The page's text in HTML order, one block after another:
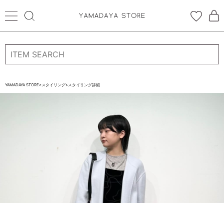
ログイン 新規会員登録
STORE BRAND・LABELから探す
YAMADAYA STORE>スタイリング>スタイリング詳細